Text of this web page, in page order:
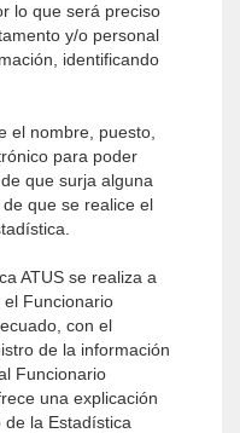
lo que será preciso
y/o personal
identificando
el nombre, puesto,
para poder
que surja alguna
que se realice el
ATUS se realiza a
Funcionario
con el
de la información
Funcionario
una explicación
la Estadística